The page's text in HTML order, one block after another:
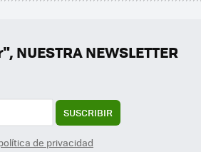
NEWSLETTER
SUSCRIBIR
de privacidad